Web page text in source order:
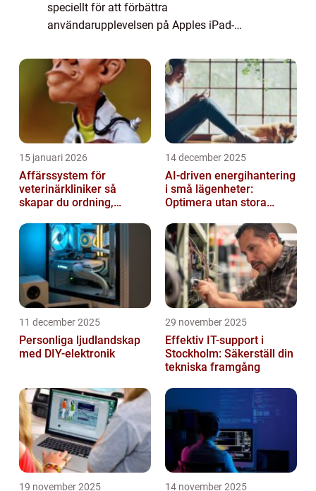
speciellt för att förbättra
användarupplevelsen på Apples iPad-
användning gör Apple Pencil 1 det möjligt
för användare a...
15 januari 2026
Affärssystem för
veterinärkliniker så
skapar du ordning,
vård
14 december 2025
AI-driven energihantering
i små lägenheter:
Optimera utan stora
11 december 2025
Personliga ljudlandskap
med DIY-elektronik
29 november 2025
Effektiv IT-support i
Stockholm: Säkerställ din
tekniska framgång
19 november 2025 14 november 2025